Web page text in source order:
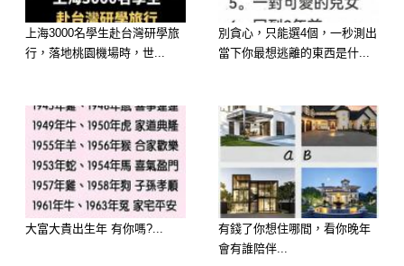
選擇 D：五彩炒什錦 ——【財運：貴
人帶財，左右逢源】
性格： 你人緣極好，性格開朗，像五
上海3000名學生赴台灣研學旅
行，落地桃園機場時，世...
別貪心，只能選4個，一秒測出
當下你最想逃離的東西是什...
大富大貴出生年 有你嗎?...
有錢了你想住哪間，看你晚年
會有誰陪伴...